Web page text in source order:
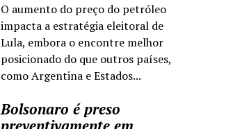
O aumento do preço do petróleo
impacta a estratégia eleitoral de
Lula, embora o encontre melhor
posicionado do que outros países,
como Argentina e Estados...
Bolsonaro é preso